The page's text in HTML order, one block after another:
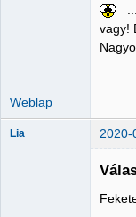
vagy!
Weblap
Lia 2020-